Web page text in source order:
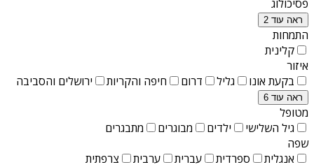
פסיכולוג
ראה עוד 2
התמחות
קלינית
איזור
בקעת אונו
גליל דרום חיפה והקריות ירושלים והסביבה
ראה עוד 6
מטופל
גיל השלישי
ילדים מבוגרים
מתבגרים
שפה
אנגלית
ספרדית עברית ערבית צרפתית